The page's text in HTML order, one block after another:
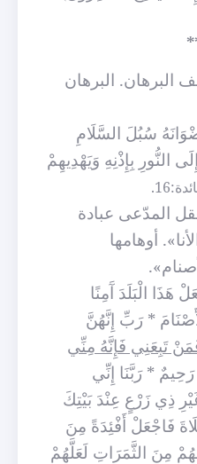
البرهان. البرهان
سُبُلَ السَّلَامِ
النُّورِ بِإِذْنِهِ وَيَهْدِيهِمْ
المدّعى عبادة
أوهامها
هَذَا الْبَلَدَ آَمِنًا
* رَبِّ إِنَّهُنَّ
تَبِعَنِي فَإِنَّهُ مِنِّي
* رَبَّنَا إِنِّي
ذِي زَرْعٍ عِنْدَ بَيْتِكَ
فَاجْعَلْ أَفْئِدَةً مِنَ
مِنَ الثَّمَرَاتِ لَعَلَّهُمْ